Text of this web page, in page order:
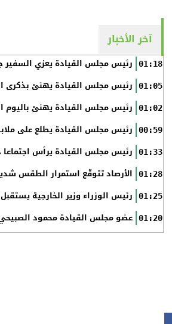
آخر الأخبار
01:18 رئيس مجلس القيادة يعزي السفير
01:05 رئيس مجلس القيادة يهنئ بذكرى
01:02 رئيس مجلس القيادة يهنئ باليوم
00:59 رئيس مجلس القيادة يطلع على
01:33 رئيس مجلس القيادة يرأس اجتماعا
01:28 الأرصاد تتوقّع استمرار الطقس
01:25 رئيس الوزراء وزير الخارجية يستقبل
01:20 عضو مجلس القيادة محمود الصبيحي